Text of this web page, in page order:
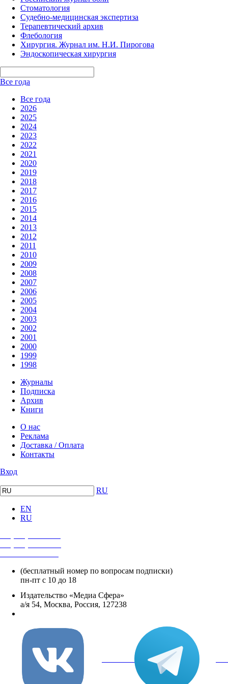
Стоматология
Судебно-медицинская экспертиза
Терапевтический архив
Флебология
Хирургия. Журнал им. Н.И. Пирогова
Эндоскопическая хирургия
Все года
Все года
2026
2025
2024
2023
2022
2021
2020
2019
2018
2017
2016
2015
2014
2013
2012
2011
2010
2009
2008
2007
2006
2005
2004
2003
2002
2001
2000
1999
1998
Журналы
Подписка
Архив
Книги
О нас
Реклама
Доставка / Оплата
Контакты
Вход
RU
EN
RU
(бесплатный номер по вопросам подписки)
пн-пт с 10 до 18
Издательство «Медиа Сфера»
а/я 54, Москва, Россия, 127238
вКонтакте